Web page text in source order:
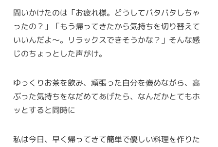
問いかけたのは「お疲れ様。どうしてバタバタしちゃ
ったの？」「もう帰ってきたから気持ちを切り替えて
いいんだよ〜。リラックスできそうかな？」そんな感
じのちょっとした声がけ。
ゆっくりお茶を飲み、頑張った自分を褒めながら、高
ぶった気持ちをなだめてあげたら、なんだかとてもホ
ッとすると同時に
私は今日、早く帰ってきて簡単で優しい料理を作りた